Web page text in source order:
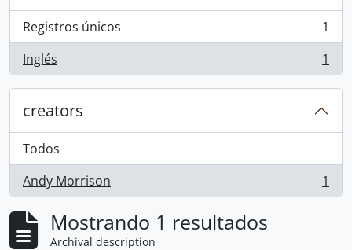
Registros únicos
, 1 resultados
1
Inglés
, 1 resultados 1
creators
Todos
Andy Morrison
, 1 resultados 1
Mostrando 1 resultados
Archival description